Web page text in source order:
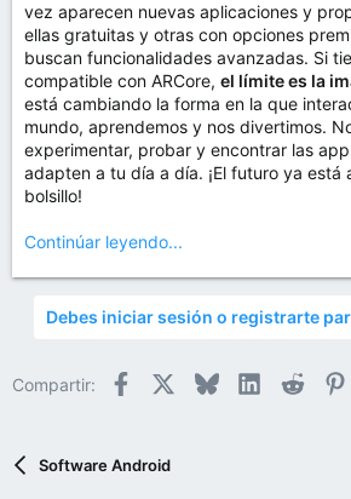
vez aparecen nuevas aplicaciones y
ellas gratuitas y otras con opciones
buscan funcionalidades avanzadas. Si
compatible con ARCore, el límite es la
está cambiando la forma en la que
mundo, aprendemos y nos divertimos.
experimentar, probar y encontrar las
adapten a tu día a día. ¡El futuro ya está
bolsillo!
Continúar leyendo...
Debes iniciar sesión o registrarte
Compartir: Facebook BlueskyLinkedIn
Reddit
Software Android